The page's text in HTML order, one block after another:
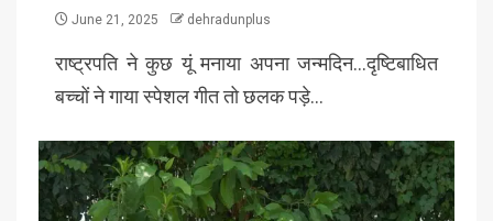
June 21, 2025 dehradunplus
राष्ट्रपति ने कुछ यूं मनाया अपना जन्मदिन…दृष्टिबाधित
बच्चों ने गाया स्पेशल गीत तो छलक पड़े…